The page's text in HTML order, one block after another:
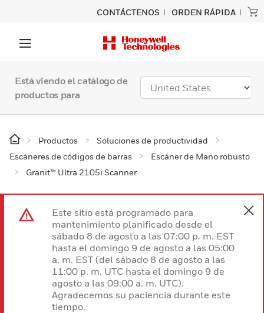
CONTÁCTENOS ORDEN RÁPIDA
Está viendo el catálogo de
productos para
Productos
Soluciones de productividad
Escáneres de códigos de barras
Escáner de Mano robusto
Granit™ Ultra 2105i Scanner
Este sitio está programado para
mantenimiento planificado desde el
sábado 8 de agosto a las 07:00 p. m. EST
hasta el domingo 9 de agosto a las 05:00
a. m. EST (del sábado 8 de agosto a las
11:00 p. m. UTC hasta el domingo 9 de
agosto a las 09:00 a. m. UTC).
Agradecemos su paciencia durante este
tiempo.